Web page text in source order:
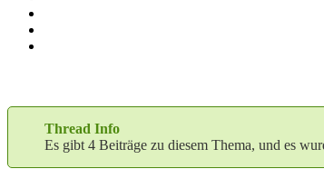
Thread Info
Es gibt 4 Beiträge zu diesem Thema, und es